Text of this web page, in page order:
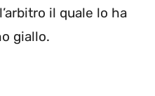
il quale lo ha
giallo.